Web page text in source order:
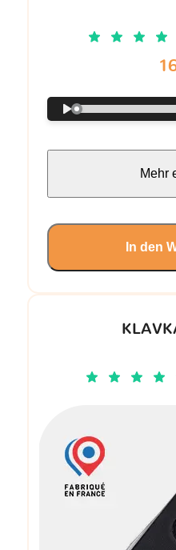
Mehr
In den